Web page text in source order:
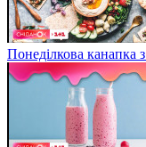
Понеділкова канапка